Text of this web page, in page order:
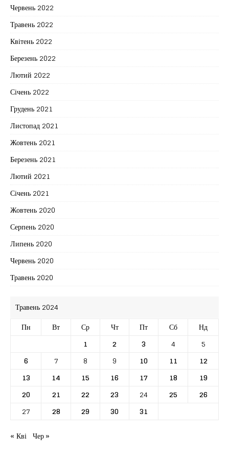
Червень 2022
Травень 2022
Квітень 2022
Березень 2022
Лютий 2022
Січень 2022
Грудень 2021
Листопад 2021
Жовтень 2021
Березень 2021
Лютий 2021
Січень 2021
Жовтень 2020
Серпень 2020
Липень 2020
Червень 2020
Травень 2020
Травень 2024
Пн
Вт Ср Чт Пт Сб
Нд
1
2 3 4
5
6
7 8 9 10 11
12
13
14 15 16 17 18
19
20
21 22 23 24 25
26
27
28 29 30
31
« Кві Чер »